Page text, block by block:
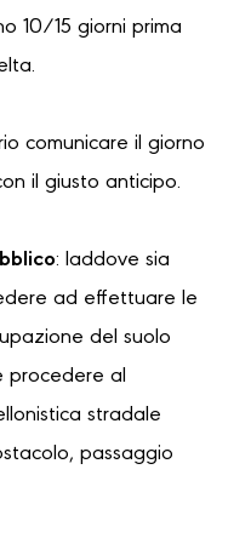
10/15 giorni prima
comunicare il giorno
il giusto anticipo.
: laddove sia
ad effettuare le
del suolo
procedere al
stradale
passaggio